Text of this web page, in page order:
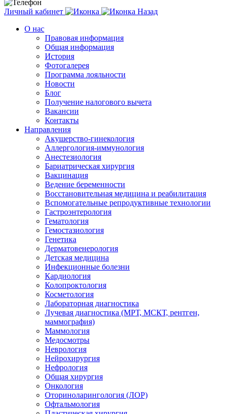
Личный кабинет
Назад
О нас
Правовая информация
Общая информация
История
Фотогалерея
Программа лояльности
Новости
Блог
Получение налогового вычета
Вакансии
Контакты
Направления
Акушерство-гинекология
Аллергология-иммунология
Анестезиология
Бариатрическая хирургия
Вакцинация
Ведение беременности
Восстановительная медицина и реабилитация
Вспомогательные репродуктивные технологии
Гастроэнтерология
Гематология
Гемостазиология
Генетика
Дерматовенерология
Детская медицина
Инфекционные болезни
Кардиология
Колопроктология
Косметология
Лабораторная диагностика
Лучевая диагностика (МРТ, МСКТ, рентген,
маммография)
Маммология
Медосмотры
Неврология
Нейрохирургия
Нефрология
Общая хирургия
Онкология
Оториноларингология (ЛОР)
Офтальмология